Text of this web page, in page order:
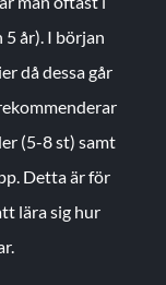
5 år). I början
då dessa går
(5-8 st) samt
Detta är för
lära sig hur